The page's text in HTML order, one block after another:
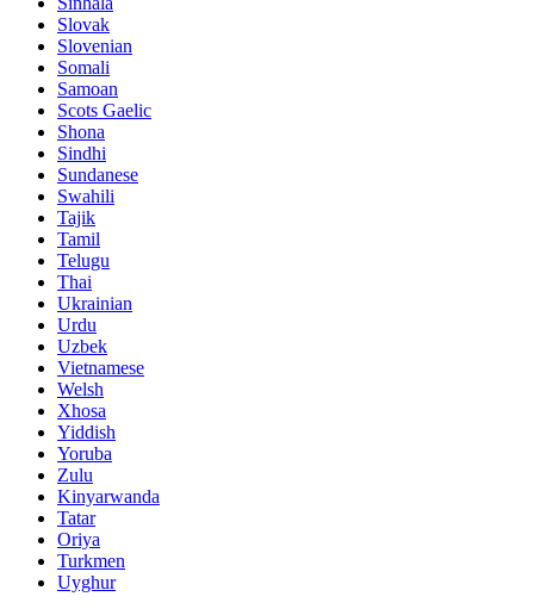
Slovak
Slovenian
Somali
Samoan
Scots Gaelic
Shona
Sindhi
Sundanese
Swahili
Tajik
Tamil
Telugu
Thai
Ukrainian
Urdu
Uzbek
Vietnamese
Welsh
Xhosa
Yiddish
Yoruba
Zulu
Kinyarwanda
Tatar
Oriya
Turkmen
Uyghur